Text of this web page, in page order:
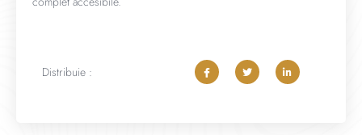
Distribuie :